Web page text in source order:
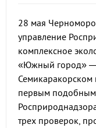
28 мая
управление
комплексное
«Южный город» —
Семикаракорском
первым подобным
трех проверок,